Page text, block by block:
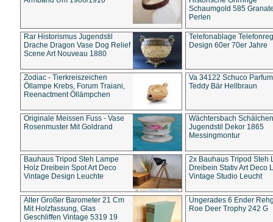
Schaumgold 585
Perlen
Rar Historismus Jugendstil
Drache Dragon Vase Dog Relief
Scene Art Nouveau 1880
Telefonablage
Design 60er 70er Jahre
Zodiac - Tierkreiszeichen
Öllampe Krebs, Forum Traiani,
Reenactment Öllämpchen
Va 34122 Schuco
Teddy Bär Hellbraun
Originale Meissen Fuss - Vase
Rosenmuster Mit Goldrand
Wächtersbach Schälchen
Jugendstil Dekor 1865
Messingmontur
Bauhaus Tripod Steh Lampe
Holz Dreibein Spot Art Deco
Vintage Design Leuchte
2x Bauhaus Tripod Steh
Dreibein Stativ Art Deco
Vintage Studio Leucht
Alter Großer Barometer 21 Cm
Mit Holzfassung, Glas
Geschliffen Vintage 5319 19
Ungerades 6 Ender
Roe Deer Trophy 242 G